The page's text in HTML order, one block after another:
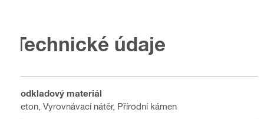
Technické údaje
Podkladový materiál
Beton, Vyrovnávací nátěr, Přírodní kámen